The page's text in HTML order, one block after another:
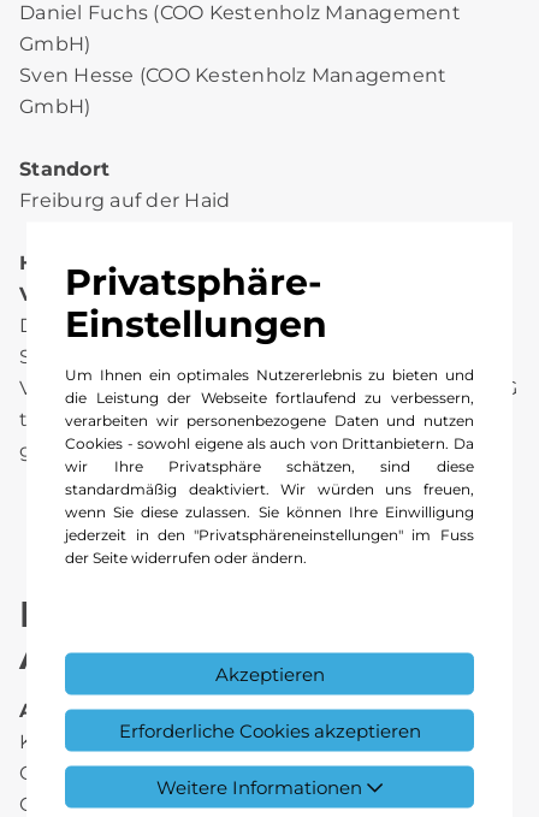
Privatsphäre-
Einstellungen
Um Ihnen ein optimales Nutzererlebnis zu bieten und
die Leistung der Webseite fortlaufend zu verbessern,
verarbeiten wir personenbezogene Daten und nutzen
Cookies - sowohl eigene als auch von Drittanbietern. Da
wir Ihre Privatsphäre schätzen, sind diese
standardmäßig deaktiviert. Wir würden uns freuen,
wenn Sie diese zulassen. Sie können Ihre Einwilligung
jederzeit in den "Privatsphäreneinstellungen" im Fuss
der Seite widerrufen oder ändern.
Akzeptieren
Erforderliche Cookies akzeptieren
Weitere Informationen
Daniel Fuchs (COO Kestenholz Management
GmbH)
Sven Hesse (COO Kestenholz Management
GmbH)
Standort
Freiburg auf der Haid
Hinweis gemäß § 36
Verbraucherstreitbeilegungsgesetz (VSBG)
Die Kestenholz GmbH wird nicht an einem
Streitbeilegungsverfahren vor einer
Verbraucherschlichtungsstelle im Sinne des VSBG
teilnehmen. Hierzu besteht auch keine
gesetzliche Verpflichtung.
Impressum Kestenholz
Automotive Holding AG
Anbieter:
Kestenholz Automotive Holding AG
Güterstrasse 90
CH - 4133 Pratteln